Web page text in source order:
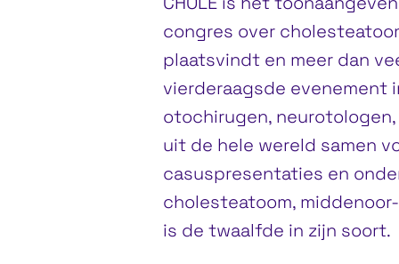
congres over
plaatsvindt en meer dan
vierderaagsde evenement
otochirugen,
uit de hele wereld samen
casuspresentaties en
cholesteatoom,
is de twaalfde in zijn soort.